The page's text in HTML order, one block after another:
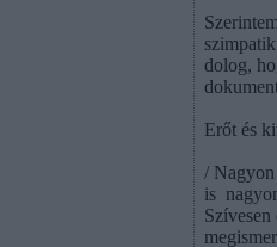
dolog,
Erőt és
/
is